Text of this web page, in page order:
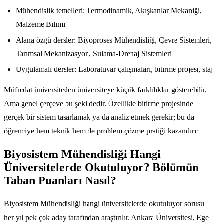
Mühendislik temelleri: Termodinamik, Akışkanlar Mekaniği,
Malzeme Bilimi
Alana özgü dersler: Biyoproses Mühendisliği, Çevre Sistemleri,
Tarımsal Mekanizasyon, Sulama-Drenaj Sistemleri
Uygulamalı dersler: Laboratuvar çalışmaları, bitirme projesi, staj
Müfredat üniversiteden üniversiteye küçük farklılıklar gösterebilir.
Ama genel çerçeve bu şekildedir. Özellikle bitirme projesinde
gerçek bir sistem tasarlamak ya da analiz etmek gerekir; bu da
öğrenciye hem teknik hem de problem çözme pratiği kazandırır.
Biyosistem Mühendisliği Hangi
Üniversitelerde Okutuluyor? Bölümün
Taban Puanları Nasıl?
Biyosistem Mühendisliği hangi üniversitelerde okutuluyor sorusu
her yıl pek çok aday tarafından araştırılır. Ankara Üniversitesi, Ege